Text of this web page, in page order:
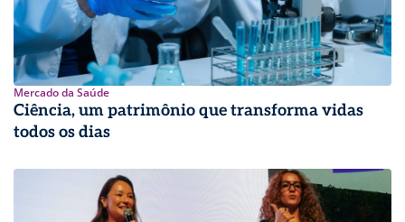
Mercado da Saúde
Ciência, um patrimônio que transforma vidas
todos os dias